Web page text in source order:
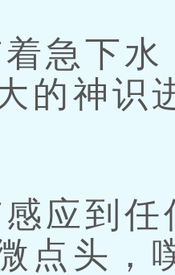
急下水
的神识
应到任
点头，